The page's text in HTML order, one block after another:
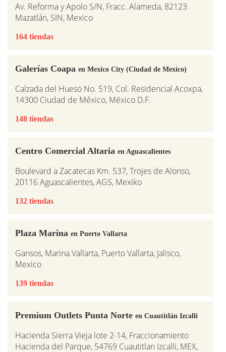
Av. Reforma y Apolo S/N, Fracc. Alameda, 82123
Mazatlán, SIN, Mexico
164 tiendas
Galerías Coapa en Mexico City (Ciudad de Mexico)
Calzada del Hueso No. 519, Col. Residencial Acoxpa,
14300 Ciudad de México, México D.F.
148 tiendas
Centro Comercial Altaria en Aguascalientes
Boulevard a Zacatecas Km. 537, Trojes de Alonso,
20116 Aguascalientes, AGS, Mexiko
132 tiendas
Plaza Marina en Puerto Vallarta
Gansos, Marina Vallarta, Puerto Vallarta, Jalisco,
Mexico
139 tiendas
Premium Outlets Punta Norte en Cuautitlán Izcalli
Hacienda Sierra Vieja lote 2-14, Fraccionamiento
Hacienda del Parque, 54769 Cuautitlan Izcalli, MEX,